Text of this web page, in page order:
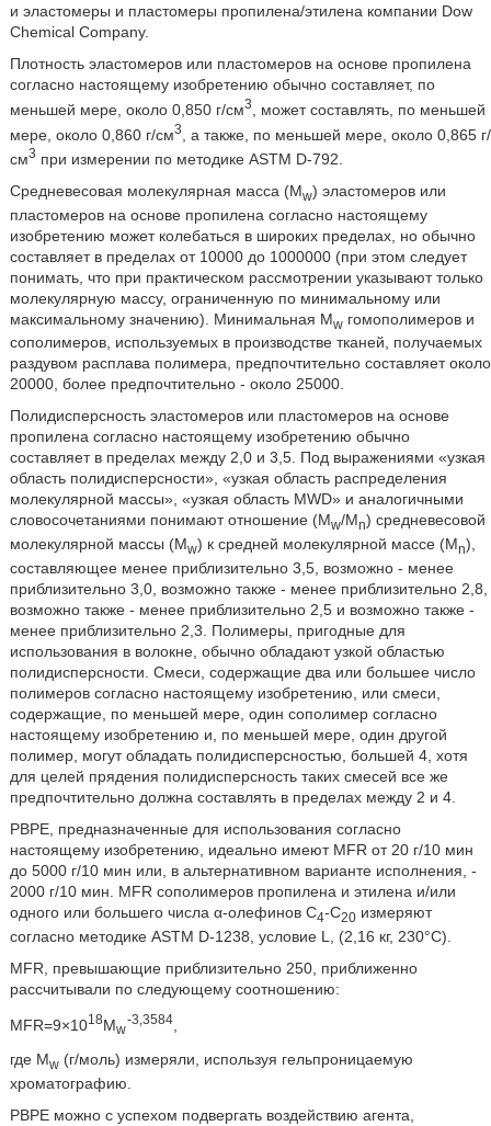
и эластомеры и пластомеры пропилена/этилена компании Dow
Chemical Company.
Плотность эластомеров или пластомеров на основе пропилена
согласно настоящему изобретению обычно составляет, по
меньшей мере, около 0,850 г/см3
, может составлять, по меньшей
мере, около 0,860 г/см3
, а также, по меньшей мере, около 0,865 г/
см3 при измерении по методике ASTM D-792.
Средневесовая молекулярная масса (Mw) эластомеров или
пластомеров на основе пропилена согласно настоящему
изобретению может колебаться в широких пределах, но обычно
составляет в пределах от 10000 до 1000000 (при этом следует
понимать, что при практическом рассмотрении указывают только
молекулярную массу, ограниченную по минимальному или
максимальному значению). Минимальная Mwгомополимеров и
сополимеров, используемых в производстве тканей, получаемых
раздувом расплава полимера, предпочтительно составляет около
20000, более предпочтительно - около 25000.
Полидисперсность эластомеров или пластомеров на основе
пропилена согласно настоящему изобретению обычно
составляет в пределах между 2,0 и 3,5. Под выражениями «узкая
область полидисперсности», «узкая область распределения
молекулярной массы», «узкая область MWD» и аналогичными
словосочетаниями понимают отношение (Mw/Mn) средневесовой
молекулярной массы (Mw) к средней молекулярной массе (Mn),
составляющее менее приблизительно 3,5, возможно - менее
приблизительно 3,0, возможно также - менее приблизительно 2,8,
возможно также - менее приблизительно 2,5 и возможно также -
менее приблизительно 2,3. Полимеры, пригодные для
использования в волокне, обычно обладают узкой областью
полидисперсности. Смеси, содержащие два или большее число
полимеров согласно настоящему изобретению, или смеси,
содержащие, по меньшей мере, один сополимер согласно
настоящему изобретению и, по меньшей мере, один другой
полимер, могут обладать полидисперсностью, большей 4, хотя
для целей прядения полидисперсность таких смесей все же
предпочтительно должна составлять в пределах между 2 и 4.
РВРЕ, предназначенные для использования согласно
настоящему изобретению, идеально имеют MFR от 20 г/10 мин
до 5000 г/10 мин или, в альтернативном варианте исполнения, -
2000 г/10 мин. MFR сополимеров пропилена и этилена и/или
одного или большего числа α-олефинов C4-C20измеряют
согласно методике ASTM D-1238, условие L, (2,16 кг, 230°C).
MFR, превышающие приблизительно 250, приближенно
рассчитывали по следующему соотношению:
MFR=9×1018Mw
-3,3584,
где Mw(г/моль) измеряли, используя гельпроницаемую
хроматографию.
РВРЕ можно с успехом подвергать воздействию агента,